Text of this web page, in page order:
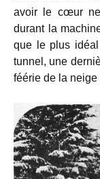
avoir le cœur
durant la
que le plus
tunnel, une
féérie de la